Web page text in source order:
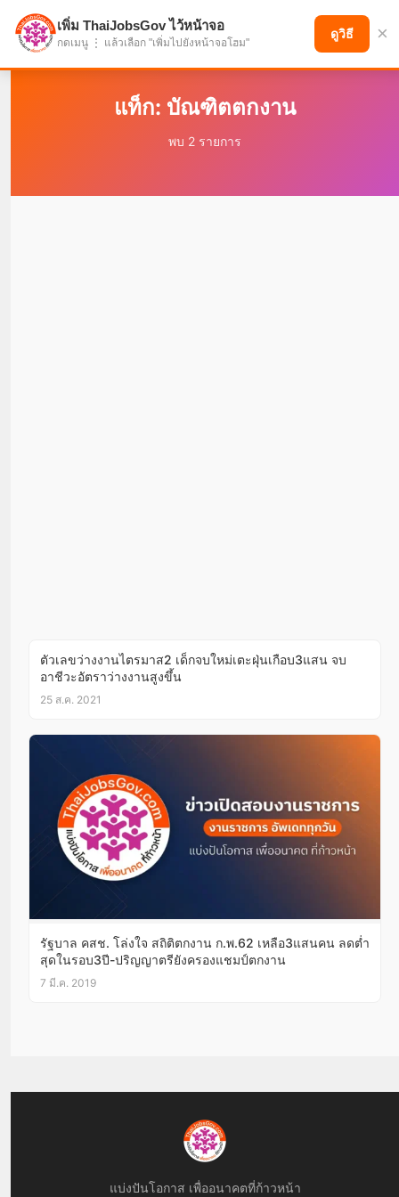
แบ่งปันโอกาส เพื่ออนาคตที่ก้าวหน้า
แท็ก: บัณฑิตตกงาน
พบ 2 รายการ
ตัวเลขว่างงานไตรมาส2 เด็กจบใหม่เตะฝุ่นเกือบ3แสน จบ
อาชีวะอัตราว่างงานสูงขึ้น
25 ส.ค. 2021
รัฐบาล คสช. โล่งใจ สถิติตกงาน ก.พ.62 เหลือ3แสนคน ลดต่ำ
สุดในรอบ3ปี-ปริญญาตรียังครองแชมป์ตกงาน
7 มี.ค. 2019
แบ่งปันโอกาส เพื่ออนาคตที่ก้าวหน้า
เพิ่ม ThaiJobsGov ไว้หน้าจอ
กดเมนู ⋮ แล้วเลือก "เพิ่มไปยังหน้าจอโฮม"
ดูวิธี ×